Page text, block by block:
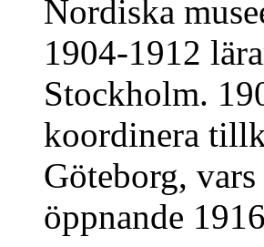
Nordiska
1904-1912
Stockholm.
koordinera
Göteborg,
öppnande